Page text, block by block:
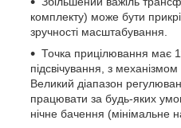
комплекту) може бути
зручності масштабування.
Точка прицілювання має
підсвічування, з
Великий діапазон
працювати за будь-яких
нічне бачення (мінімальне